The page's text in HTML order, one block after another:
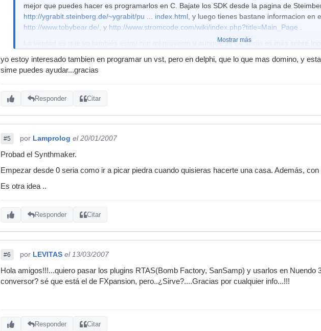
mejor que puedes hacer es programarlos en C. Bajate los SDK desde la pagina de
http://ygrabit.steinberg.de/~ygrabit/pu ... index.html , y luego tienes bastane informacion en
http://www.tobybear.de/ , y http://www.stromcode.com/wiki/index.php?title=Main_Page
La verdad es que yo tambiés estoy con mi proyecto y aunque es de audio es más sobre
Por otra parte he visto que en KVR hay un SDK para C++, no te puedo decir nada porque
Y bueno en castellano hay poco o nada. Asi que a apechugar con en ingles. Si quieres te
Y nada si necesitas algo enviame un privado. ta lueg.
Mostrar más
yo estoy interesado tambien en programar un vst, pero en delphi, que lo que mas domino, y
sime puedes ayudar...gracias
Responder Citar
#5 por Lamprolog el 20/01/2007
Probad el Synthmaker.
Empezar desde 0 seria como ir a picar piedra cuando quisieras hacerte una casa. Además,
Es otra idea ..
Responder Citar
#6 por LEVITAS el 13/03/2007
Hola amigos!!!...quiero pasar los plugins RTAS(Bomb Factory, SanSamp) y usarlos en Nuendo
conversor? sé que está el de FXpansion, pero..¿Sirve?....Gracias por cualquier info...!!!
Responder Citar